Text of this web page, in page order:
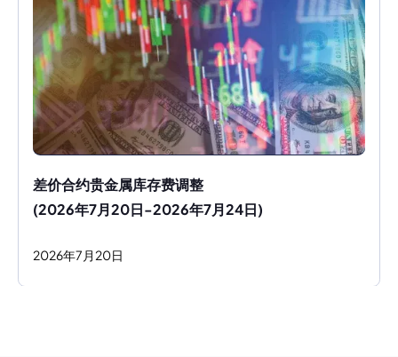
差价合约贵金属库存费调整
(2026年7月20日-2026年7月24日)
2026年7 月 20日